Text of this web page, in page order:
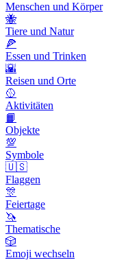
Menschen und Körper
🐝
Tiere und Natur
🍕
Essen und Trinken
🌇
Reisen und Orte
🥎
Aktivitäten
📙
Objekte
💯
Symbole
🇺🇸
Flaggen
🎊
Feiertage
🦄
Thematische
🎲
Emoji wechseln